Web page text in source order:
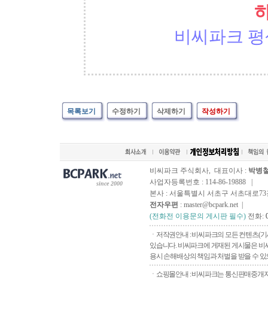
비씨파크
목록보기 수정하기 삭제하기 작성하기
since 2000
비씨파크 주식회사, 대표이사 : 박병
사업자등록번호 : 114-86-19888 |
본사 : 서울특별시 서초구 서초대로73
전자우편 : master@bcpark.net |
(전화전 이용문의 게시판 필수) 전화:
ㆍ저작권안내 : 비씨파크의 모든 컨텐츠(
있습니다. 비씨파크에 게재된 게시물은
용시 손해배상의 책임과 처벌을 받을 수
ㆍ쇼핑몰안내 : 비씨파크는 통신판매중개